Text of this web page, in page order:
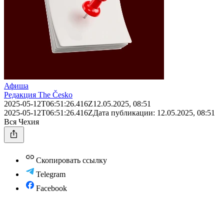
Афиша
Редакция The Česko
2025-05-12T06:51:26.416Z12.05.2025, 08:51
2025-05-12T06:51:26.416ZДата публикации: 12.05.2025, 08:51
Вся Чехия
Скопировать ссылку
Telegram
Facebook